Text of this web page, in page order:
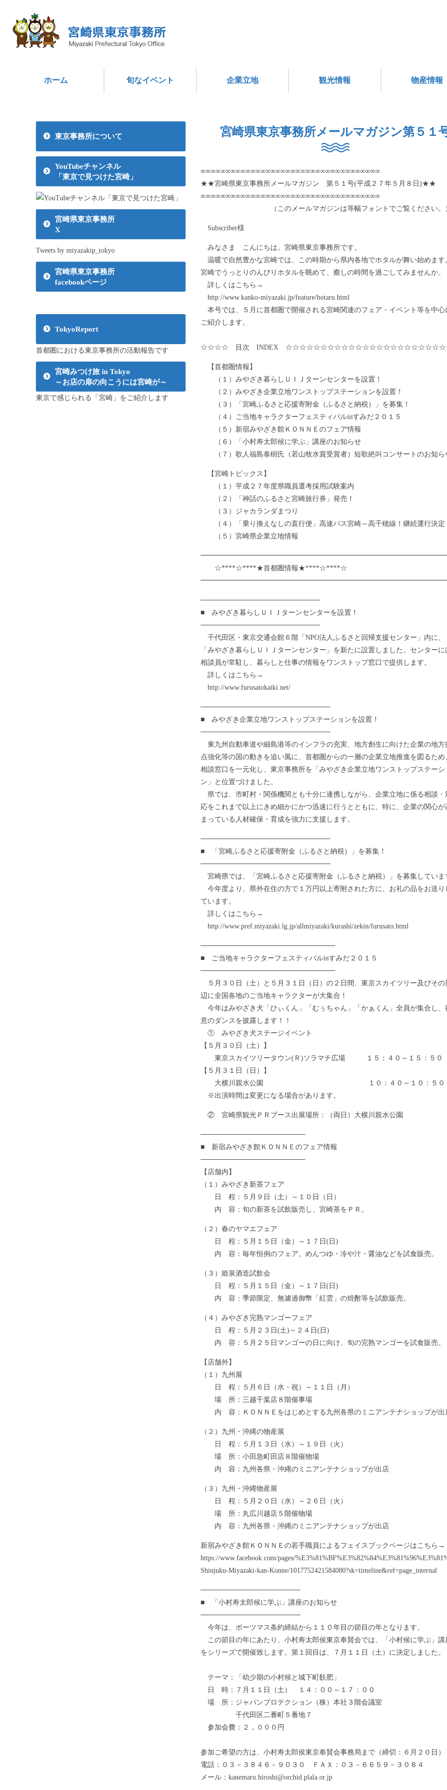
ホーム 旬なイベント 企業立地 観光情報 物産情報
東京事務所について
YouTubeチャンネル
「東京で見つけた宮崎」
宮崎県東京事務所
X
Tweets by miyazakip_tokyo
宮崎県東京事務所
facebookページ
TokyoReport
首都圏における東京事務所の活動報告です
宮崎みつけ旅 in Tokyo
～お店の扉の向こうには宮崎が～
東京で感じられる「宮崎」をご紹介します
宮崎県東京事務所メールマガジン第５１
∞∞∞∞∞∞∞∞∞∞∞∞∞∞∞∞∞∞∞∞∞∞∞∞∞∞∞∞∞∞∞∞∞∞∞∞
★★宮崎県東京事務所メールマガジン 第５１号(平成２７年５月８日)★★
∞∞∞∞∞∞∞∞∞∞∞∞∞∞∞∞∞∞∞∞∞∞∞∞∞∞∞∞∞∞∞∞∞∞∞∞
（このメールマガジンは等幅フォントでご覧ください。
Subscriber様
みなさま こんにちは。宮崎県東京事務所です。
温暖で自然豊かな宮崎では、この時期から県内各地でホタルが舞い始めます
宮崎でうっとりのんびりホタルを眺めて、癒しの時間を過ごしてみませんか。
詳しくはこちら→
http://www.kanko-miyazaki.jp/feature/hotaru.html
本号では、５月に首都圏で開催される宮崎関連のフェア・イベント等を中心
ご紹介します。
☆☆☆☆ 目次 INDEX
【首都圏情報】
（１）みやざき暮らしＵＩＪターンセンターを設置！
（２）みやざき企業立地ワンストップステーションを設置！
（３）「宮崎ふるさと応援寄附金（ふるさと納税）」を募集！
（４）ご当地キャラクターフェスティバルinすみだ２０１５
（５）新宿みやざき館ＫＯＮＮＥのフェア情報
（６）「小村寿太郎候に学ぶ」講座のお知らせ
（７）歌人福島泰樹氏（若山牧水賞受賞者）短歌絶叫コンサートのお知ら
【宮崎トピックス】
（１）平成２７年度県職員選考採用試験案内
（２）「神話のふるさと宮崎旅行券」発売！
（３）ジャカランダまつり
（４）「乗り換えなしの直行便」高速バス宮崎～高千穂線！継続運行決定
（５）宮崎県企業立地情報
☆****☆****★首都圏情報★****☆****☆
────────────────────────
■ みやざき暮らしＵＩＪターンセンターを設置！
────────────────────────
千代田区・東京交通会館６階「NPO法人ふるさと回帰支援センター」内に、
「みやざき暮らしＵＩＪターンセンター」を新たに設置しました。センターに
相談員が常駐し、暮らしと仕事の情報をワンストップ窓口で提供します。
詳しくはこちら→
http://www.furusatokaiki.net/
──────────────────────────
■ みやざき企業立地ワンストップステーションを設置！
──────────────────────────
東九州自動車道や細島港等のインフラの充実、地方創生に向けた企業の地方
点強化等の国の動きを追い風に、首都圏からの一層の企業立地推進を図るため
相談窓口を一元化し、東京事務所を「みやざき企業立地ワンストップステーシ
ン」と位置づけました。
県では、市町村・関係機関とも十分に連携しながら、企業立地に係る相談・
応をこれまで以上にきめ細かにかつ迅速に行うとともに、特に、企業の関心が
まっている人材確保・育成を強力に支援します。
──────────────────────────
■ 「宮崎ふるさと応援寄附金（ふるさと納税）」を募集！
──────────────────────────
宮崎県では、「宮崎ふるさと応援寄附金（ふるさと納税）」を募集していま
今年度より、県外在住の方で１万円以上寄附された方に、お礼の品をお送り
ています。
詳しくはこちら→
http://www.pref.miyazaki.lg.jp/allmiyazaki/kurashi/zekin/furusato.html
───────────────────────────
■ ご当地キャラクターフェスティバルinすみだ２０１５
───────────────────────────
５月３０日（土）と５月３１日（日）の２日間、東京スカイツリー及びその
辺に全国各地のご当地キャラクターが大集合！
今年はみやざき犬「ひぃくん」「むぅちゃん」「かぁくん」全員が集合し、
意のダンスを披露します！！
① みやざき犬ステージイベント
【５月３０日（土）】
東京スカイツリータウン(Ｒ)ソラマチ広場 １５：４０～１５：５０
【５月３１日（日）】
大横川親水公園 １０：４０～１０：５０
※出演時間は変更になる場合があります。
② 宮崎県観光ＰＲブース出展場所：（両日）大横川親水公園
─────────────────────
■ 新宿みやざき館ＫＯＮＮＥのフェア情報
─────────────────────
【店舗内】
（１）みやざき新茶フェア
日 程：５月９日（土）～１０日（日）
内 容：旬の新茶を試飲販売し、宮崎茶をＰＲ。
（２）春のヤマエフェア
日 程：５月１５日（金）～１７日(日)
内 容：毎年恒例のフェア。めんつゆ・冷や汁・醤油などを試食販売。
（３）姫泉酒造試飲会
日 程：５月１５日（金）～１７日(日)
内 容：季節限定、無濾過御幣「紅雲」の焼酎等を試飲販売。
（４）みやざき完熟マンゴーフェア
日 程：５月２３日(土)～２４日(日)
内 容：５月２５日マンゴーの日に向け、旬の完熟マンゴーを試食販売。
【店舗外】
（１）九州展
日 程：５月６日（水・祝）～１１日（月）
場 所：三越千葉店８階催事場
内 容：ＫＯＮＮＥをはじめとする九州各県のミニアンテナショップが出
（２）九州・沖縄の物産展
日 程：５月１３日（水）～１９日（火）
場 所：小田急町田店８階催物場
内 容：九州各県・沖縄のミニアンテナショップが出店
（３）九州・沖縄物産展
日 程：５月２０日（水）～２６日（火）
場 所：丸広川越店５階催物場
内 容：九州各県・沖縄のミニアンテナショップが出店
新宿みやざき館ＫＯＮＮＥの若手職員によるフェイスブックページはこちら→
https://www.facebook.com/pages/
Shinjuku-Miyazaki-kan-Konne/1017752421584080?sk=timeline&ref=page_internal
────────────────────
■ 「小村寿太郎候に学ぶ」講座のお知らせ
────────────────────
今年は、ポーツマス条約締結から１１０年目の節目の年となります。
この節目の年にあたり、小村寿太郎侯東京奉賛会では、「小村候に学ぶ」講
をシリーズで開催致します。第１回目は、７月１１日（土）に決定しました。
テーマ：「幼少期の小村候と城下町飫肥」
日 時：７月１１日（土） １４：００～１７：００
場 所：ジャパンプロテクション（株）本社３階会議室
千代田区二番町５番地７
参加会費：２，０００円
参加ご希望の方は、小村寿太郎侯東京奉賛会事務局まで（締切：６月２０日）
電話：０３－３８４６－９０３０ ＦＡＸ：０３－６６５９－３０８４
メール：kanemaru.hiroshi@orchid.plala.or.jp